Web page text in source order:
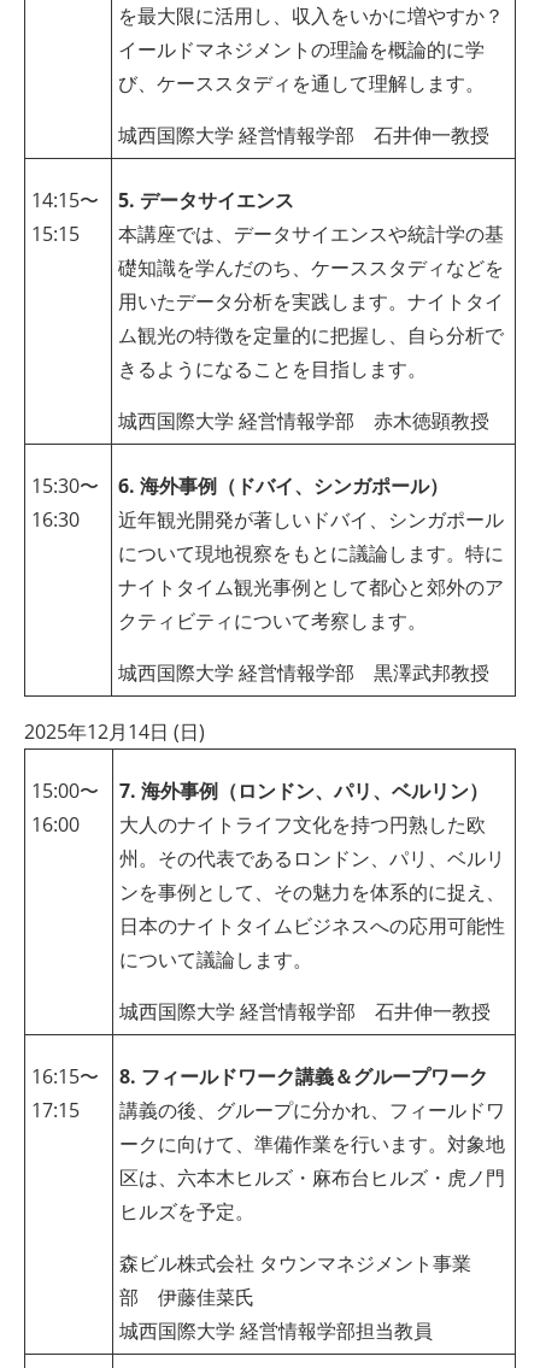
を最大限に活用し、収入をいかに増やすか？
イールドマネジメントの理論を概論的に学
び、ケーススタディを通して理解します。
城西国際大学 経営情報学部 石井伸一教授
14:15〜
15:15
5. データサイエンス
本講座では、データサイエンスや統計学の基
礎知識を学んだのち、ケーススタディなどを
用いたデータ分析を実践します。ナイトタイ
ム観光の特徴を定量的に把握し、自ら分析で
きるようになることを目指します。
城西国際大学 経営情報学部 赤木徳顕教授
15:30〜
16:30
6. 海外事例（ドバイ、シンガポール）
近年観光開発が著しいドバイ、シンガポール
について現地視察をもとに議論します。特に
ナイトタイム観光事例として都心と郊外のア
クティビティについて考察します。
城西国際大学 経営情報学部 黒澤武邦教授
2025年12月14日 (日)
15:00〜
16:00
7. 海外事例（ロンドン、パリ、ベルリン）
大人のナイトライフ文化を持つ円熟した欧
州。その代表であるロンドン、パリ、ベルリ
ンを事例として、その魅力を体系的に捉え、
日本のナイトタイムビジネスへの応用可能性
について議論します。
城西国際大学 経営情報学部 石井伸一教授
16:15〜
17:15
8. フィールドワーク講義＆グループワーク
講義の後、グループに分かれ、フィールドワ
ークに向けて、準備作業を行います。対象地
区は、六本木ヒルズ・麻布台ヒルズ・虎ノ門
ヒルズを予定。
森ビル株式会社 タウンマネジメント事業
部 伊藤佳菜氏
城西国際大学 経営情報学部担当教員